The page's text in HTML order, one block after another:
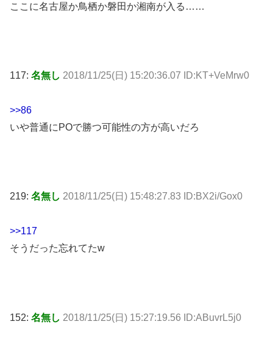
ここに名古屋か鳥栖か磐田か湘南が入る……
117: 名無し 2018/11/25(日) 15:20:36.07 ID:KT+VeMrw0
>>86
いや普通にPOで勝つ可能性の方が高いだろ
219: 名無し 2018/11/25(日) 15:48:27.83 ID:BX2i/Gox0
>>117
そうだった忘れてたw
152: 名無し 2018/11/25(日) 15:27:19.56 ID:ABuvrL5j0